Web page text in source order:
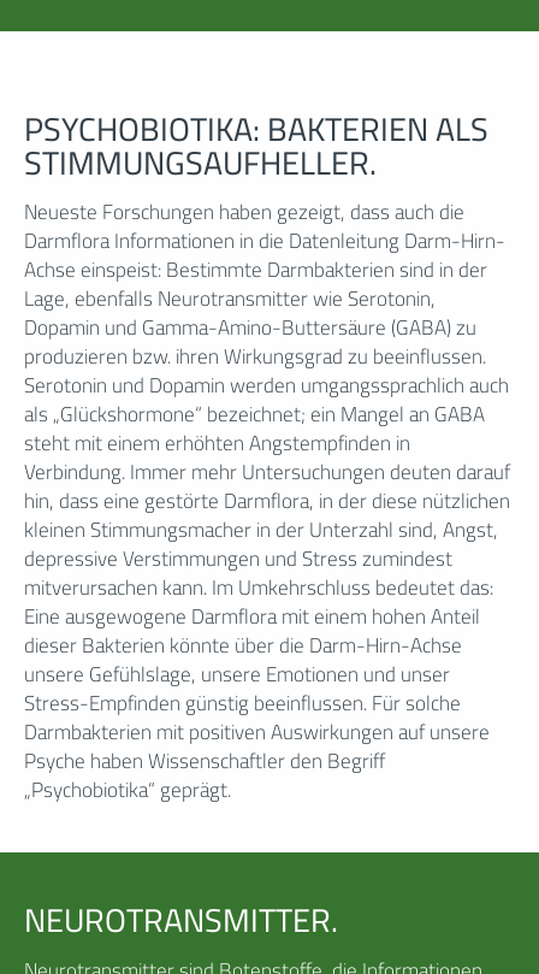
PSYCHOBIOTIKA: BAKTERIEN ALS
STIMMUNGSAUFHELLER.
Neueste Forschungen haben gezeigt, dass auch die
Darmflora Informationen in die Datenleitung Darm-Hirn-
Achse einspeist: Bestimmte Darmbakterien sind in der
Lage, ebenfalls Neurotransmitter wie Serotonin,
Dopamin und Gamma-Amino-Buttersäure (GABA) zu
produzieren bzw. ihren Wirkungsgrad zu beeinflussen.
Serotonin und Dopamin werden umgangssprachlich auch
als „Glückshormone“ bezeichnet; ein Mangel an GABA
steht mit einem erhöhten Angstempfinden in
Verbindung. Immer mehr Untersuchungen deuten darauf
hin, dass eine gestörte Darmflora, in der diese nützlichen
kleinen Stimmungsmacher in der Unterzahl sind, Angst,
depressive Verstimmungen und Stress zumindest
mitverursachen kann. Im Umkehrschluss bedeutet das:
Eine ausgewogene Darmflora mit einem hohen Anteil
dieser Bakterien könnte über die Darm-Hirn-Achse
unsere Gefühlslage, unsere Emotionen und unser
Stress-Empfinden günstig beeinflussen. Für solche
Darmbakterien mit positiven Auswirkungen auf unsere
Psyche haben Wissenschaftler den Begriff
„Psychobiotika“ geprägt.
NEUROTRANSMITTER.